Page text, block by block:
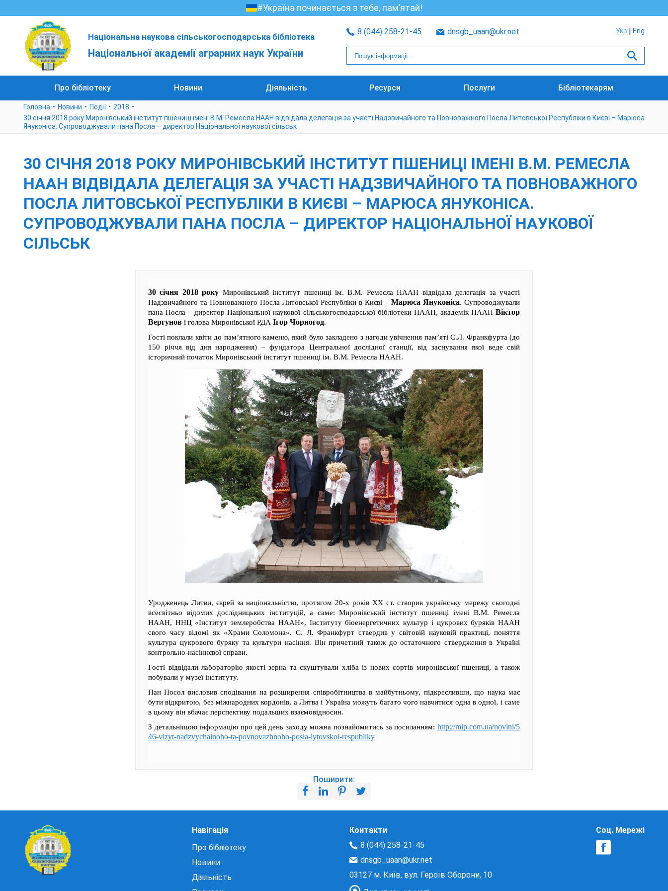
#Україна починається з тебе, пам’ятай!
Національна наукова сільськогосподарська бібліотека
Національної академії аграрних наук України
8 (044) 258-21-45 dnsgb_uaan@ukr.net Укр Eng
Про бібліотеку Новини Діяльність Ресурси Послуги Бібліотекарям
Головна Новини Події
2018
30 січня 2018 року Миронівський інститут пшениці імені В.М. Ремесла НААН відвідала делегація за участі Надзвичайного та Повноважного Посла Литовської Республіки в Києві – Марюса
Януконіса. Супроводжували пана Посла – директор Національної наукової сільськ
30 СІЧНЯ 2018 РОКУ МИРОНІВСЬКИЙ ІНСТИТУТ ПШЕНИЦІ ІМЕНІ В.М. РЕМЕСЛА
НААН ВІДВІДАЛА ДЕЛЕГАЦІЯ ЗА УЧАСТІ НАДЗВИЧАЙНОГО ТА ПОВНОВАЖНОГО
ПОСЛА ЛИТОВСЬКОЇ РЕСПУБЛІКИ В КИЄВІ – МАРЮСА ЯНУКОНІСА.
СУПРОВОДЖУВАЛИ ПАНА ПОСЛА – ДИРЕКТОР НАЦІОНАЛЬНОЇ НАУКОВОЇ
СІЛЬСЬК
30 січня 2018 року Миронівський інститут пшениці ім. В.М. Ремесла НААН відвідала делегація за участі
Надзвичайного та Повноважного Посла Литовської Республіки в Києві – Марюса Януконіса. Супроводжували
пана Посла – директор Національної наукової сільськогосподарської бібліотеки НААН, академік НААН Віктор
Вергунов і голова Миронівської РДА Ігор Чорногод.
Гості поклали квіти до пам’ятного каменю, який було закладено з нагоди увічнення пам’яті С.Л. Франкфурта (до
150 річчя від дня народження) – фундатора Центральної дослідної станції, від заснування якої веде свій
історичний початок Миронівський інститут пшениці ім. В.М. Ремесла НААН.
Уродженець Литви, єврей за національністю, протягом 20-х років ХХ ст. створив українську мережу сьогодні
всесвітньо відомих дослідницьких інституцій, а саме: Миронівський інститут пшениці імені В.М. Ремесла
НААН, ННЦ «Інститут землеробства НААН», Інституту біоенергетичних культур і цукрових буряків НААН
свого часу відомі як «Храми Соломона». С. Л. Франкфурт ствердив у світовій науковій практиці, поняття
культура цукрового буряку та культури насіння. Він причетний також до остаточного ствердження в Україні
контрольно-насіннєвої справи.
Гості відвідали лабораторію якості зерна та скуштували хліба із нових сортів миронівської пшениці, а також
побували у музеї інституту.
Пан Посол висловив сподівання на розширення співробітництва в майбутньому, підкресливши, що наука має
бути відкритою, без міжнародних кордонів, а Литва і Україна можуть багато чого навчитися одна в одної, і саме
в цьому він вбачає перспективу подальших взаємовідносин.
З детальнішою інформацію про цей день заходу можна познайомитись за посиланням: http://mip.com.ua/novini/5
46-vizyt-nadzvychainoho-ta-povnovazhnoho-posla-lytovskoi-respubliky
Поширити:
Навігація
Про бібліотеку
Новини
Діяльність
Контакти
8 (044) 258-21-45
dnsgb_uaan@ukr.net
03127 м. Київ, вул. Героїв Оборони, 10
Соц. Мережі